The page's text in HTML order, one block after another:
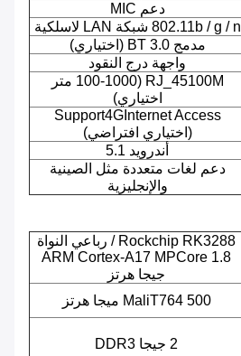
دعم MIC
802.11b / g / n شبكة LAN لاسلكية
مدمج BT 3.0 (اختياري)
واجهة درج النقود
RJ_45100M (100-1000 متر
اختياري)
Support4GInternet Access
(اختياري افتراضي)
أندرويد 5.1
دعم لغات متعددة مثل الصينية
والإنجليزية
Rockchip RK3288 / رباعي النواة
ARM Cortex-A17 MPCore 1.8
جيجا هرتز
MaliT764 500 ميجا هرتز
2 جيجا DDR3